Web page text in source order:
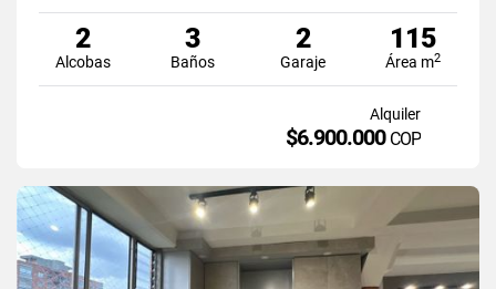
2
Alcobas
3
Baños
2
Garaje
115
Área m2
Alquiler
$6.900.000 COP